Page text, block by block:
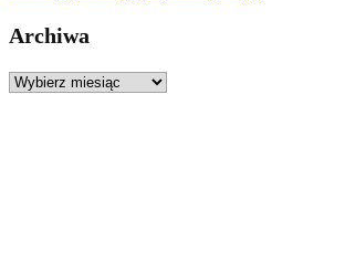
Archiwa
Archiwa